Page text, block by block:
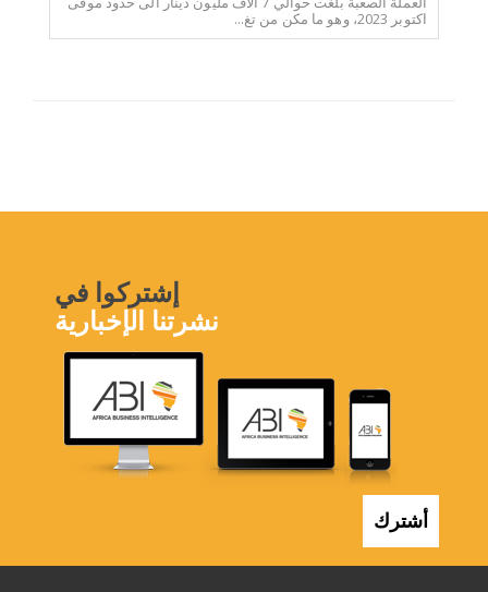
اكتوبر 2023، وهو ما مكن من تغ...
إشتركوا في
نشرتنا الإخبارية
أشترك